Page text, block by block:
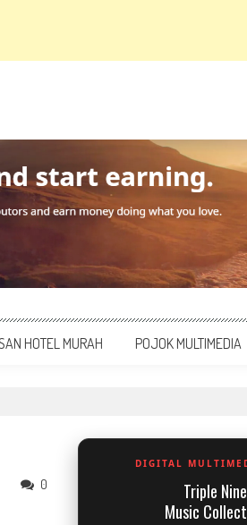
HOTEL MURAH POJOK MULTIMEDIA
0
DIGITAL
Triple Nine
Music